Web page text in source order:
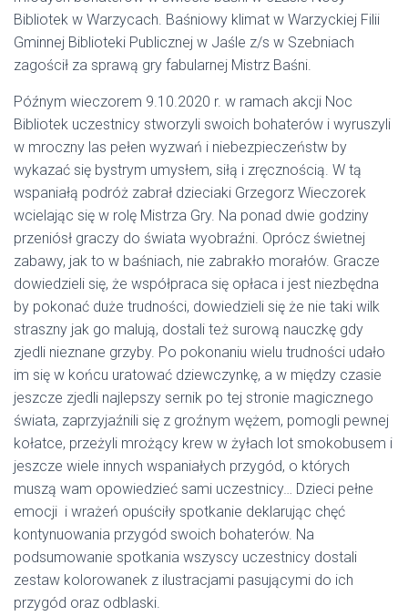
Bibliotek w Warzycach. Baśniowy klimat w Warzyckiej Filii
Gminnej Biblioteki Publicznej w Jaśle z/s w Szebniach
zagościł za sprawą gry fabularnej Mistrz Baśni.
Późnym wieczorem 9.10.2020 r. w ramach akcji Noc
Bibliotek uczestnicy stworzyli swoich bohaterów i wyruszyli
w mroczny las pełen wyzwań i niebezpieczeństw by
wykazać się bystrym umysłem, siłą i zręcznością. W tą
wspaniałą podróż zabrał dzieciaki Grzegorz Wieczorek
wcielając się w rolę Mistrza Gry. Na ponad dwie godziny
przeniósł graczy do świata wyobraźni. Oprócz świetnej
zabawy, jak to w baśniach, nie zabrakło morałów. Gracze
dowiedzieli się, że współpraca się opłaca i jest niezbędna
by pokonać duże trudności, dowiedzieli się że nie taki wilk
straszny jak go malują, dostali też surową nauczkę gdy
zjedli nieznane grzyby. Po pokonaniu wielu trudności udało
im się w końcu uratować dziewczynkę, a w między czasie
jeszcze zjedli najlepszy sernik po tej stronie magicznego
świata, zaprzyjaźnili się z groźnym wężem, pomogli pewnej
kołatce, przeżyli mrożący krew w żyłach lot smokobusem i
jeszcze wiele innych wspaniałych przygód, o których
muszą wam opowiedzieć sami uczestnicy… Dzieci pełne
emocji i wrażeń opuściły spotkanie deklarując chęć
kontynuowania przygód swoich bohaterów. Na
podsumowanie spotkania wszyscy uczestnicy dostali
zestaw kolorowanek z ilustracjami pasującymi do ich
przygód oraz odblaski.